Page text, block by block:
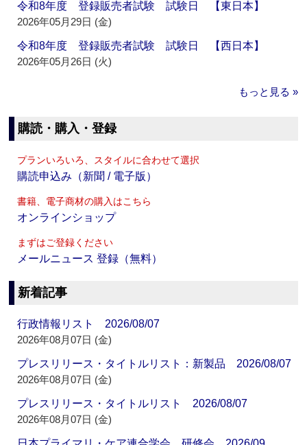
令和8年度 登録販売者試験 試験日 【東日本】
2026年05月29日 (金)
令和8年度 登録販売者試験 試験日 【西日本】
2026年05月26日 (火)
もっと見る »
購読・購入・登録
プランいろいろ、スタイルに合わせて選択
購読申込み（新聞 / 電子版）
書籍、電子商材の購入はこちら
オンラインショップ
まずはご登録ください
メールニュース 登録（無料）
新着記事
行政情報リスト 2026/08/07
2026年08月07日 (金)
プレスリリース・タイトルリスト：新製品 2026/08/07
2026年08月07日 (金)
プレスリリース・タイトルリスト 2026/08/07
2026年08月07日 (金)